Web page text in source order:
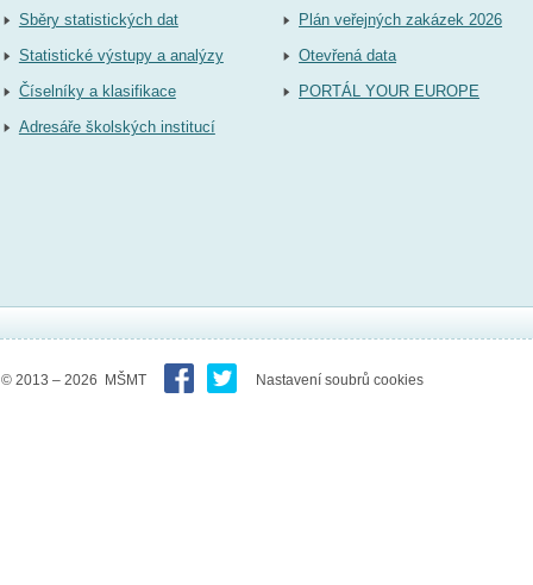
Sběry statistických dat
Statistické výstupy a analýzy
Číselníky a klasifikace
Adresáře školských institucí
Plán veřejných zakázek 2026
Otevřená data
PORTÁL YOUR EUROPE
© 2013 – 2026 MŠMT Nastavení soubrů cookies